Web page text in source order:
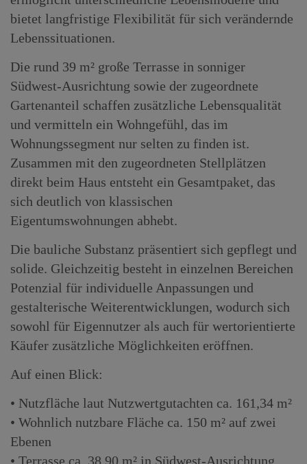
bietet langfristige Flexibilität für sich verändernde
Lebenssituationen.
Die rund 39 m² große Terrasse in sonniger
Südwest-Ausrichtung sowie der zugeordnete
Gartenanteil schaffen zusätzliche Lebensqualität
und vermitteln ein Wohngefühl, das im
Wohnungssegment nur selten zu finden ist.
Zusammen mit den zugeordneten Stellplätzen
direkt beim Haus entsteht ein Gesamtpaket, das
sich deutlich von klassischen
Eigentumswohnungen abhebt.
Die bauliche Substanz präsentiert sich gepflegt und
solide. Gleichzeitig besteht in einzelnen Bereichen
Potenzial für individuelle Anpassungen und
gestalterische Weiterentwicklungen, wodurch sich
sowohl für Eigennutzer als auch für wertorientierte
Käufer zusätzliche Möglichkeiten eröffnen.
Auf einen Blick:
• Nutzfläche laut Nutzwertgutachten ca. 161,34 m²
• Wohnlich nutzbare Fläche ca. 150 m² auf zwei
Ebenen
• Terrasse ca. 38,90 m² in Südwest-Ausrichtung